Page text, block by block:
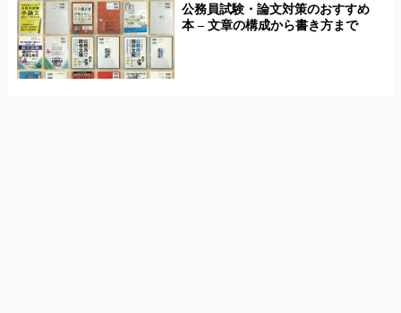
公務員試験・論文対策のおすすめ
本 – 文章の構成から書き方まで